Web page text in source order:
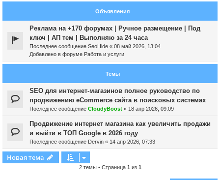
Объявления
Реклама на +170 форумах | Ручное размещение | Под
ключ | АП тем | Выполняю за 24 часа
Последнее сообщение SeoHide « 08 май 2026, 13:04
Добавлено в форуме Работа и услуги
Темы
SEO для интернет-магазинов полное руководство по
продвижению eCommerce сайта в поисковых системах
Последнее сообщение CloudyBoost « 18 апр 2026, 09:09
Продвижение интернет магазина как увеличить продажи
и выйти в ТОП Google в 2026 году
Последнее сообщение Dervin « 14 апр 2026, 07:33
Новая тема
2 темы • Страница 1 из 1